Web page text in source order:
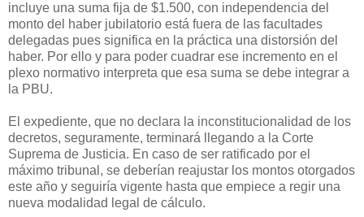
incluye una suma fija de $1.500, con independencia del
monto del haber jubilatorio está fuera de las facultades
delegadas pues significa en la práctica una distorsión del
haber. Por ello y para poder cuadrar ese incremento en el
plexo normativo interpreta que esa suma se debe integrar a
la PBU.
El expediente, que no declara la inconstitucionalidad de los
decretos, seguramente, terminará llegando a la Corte
Suprema de Justicia. En caso de ser ratificado por el
máximo tribunal, se deberían reajustar los montos otorgados
este año y seguiría vigente hasta que empiece a regir una
nueva modalidad legal de cálculo.